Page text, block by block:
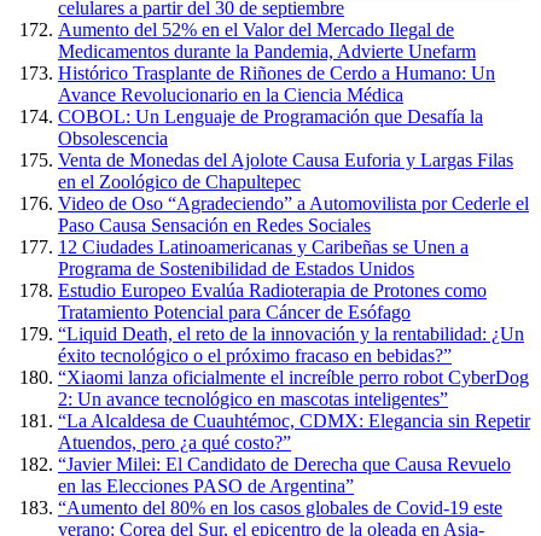
celulares a partir del 30 de septiembre
Aumento del 52% en el Valor del Mercado Ilegal de
Medicamentos durante la Pandemia, Advierte Unefarm
Histórico Trasplante de Riñones de Cerdo a Humano: Un
Avance Revolucionario en la Ciencia Médica
COBOL: Un Lenguaje de Programación que Desafía la
Obsolescencia
Venta de Monedas del Ajolote Causa Euforia y Largas Filas
en el Zoológico de Chapultepec
Video de Oso “Agradeciendo” a Automovilista por Cederle el
Paso Causa Sensación en Redes Sociales
12 Ciudades Latinoamericanas y Caribeñas se Unen a
Programa de Sostenibilidad de Estados Unidos
Estudio Europeo Evalúa Radioterapia de Protones como
Tratamiento Potencial para Cáncer de Esófago
“Liquid Death, el reto de la innovación y la rentabilidad: ¿Un
éxito tecnológico o el próximo fracaso en bebidas?”
“Xiaomi lanza oficialmente el increíble perro robot CyberDog
2: Un avance tecnológico en mascotas inteligentes”
“La Alcaldesa de Cuauhtémoc, CDMX: Elegancia sin Repetir
Atuendos, pero ¿a qué costo?”
“Javier Milei: El Candidato de Derecha que Causa Revuelo
en las Elecciones PASO de Argentina”
“Aumento del 80% en los casos globales de Covid-19 este
verano: Corea del Sur, el epicentro de la oleada en Asia-